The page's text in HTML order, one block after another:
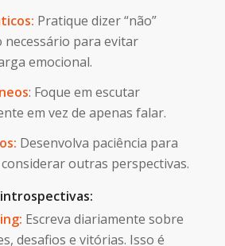
Pratique dizer “não”
necessário para evitar
emocional.
: Foque em escutar
em vez de apenas falar.
Desenvolva paciência para
outras perspectivas.
Escreva diariamente sobre
desafios e vitórias. Isso é